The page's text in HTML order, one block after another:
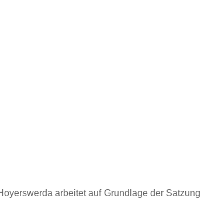
arbeitet auf Grundlage der Satzung